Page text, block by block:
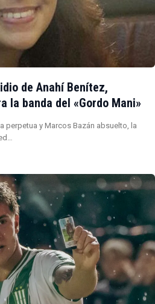
de Anahí Benítez,
la banda del «Gordo Mani»
perpetua y Marcos Bazán absuelto, la